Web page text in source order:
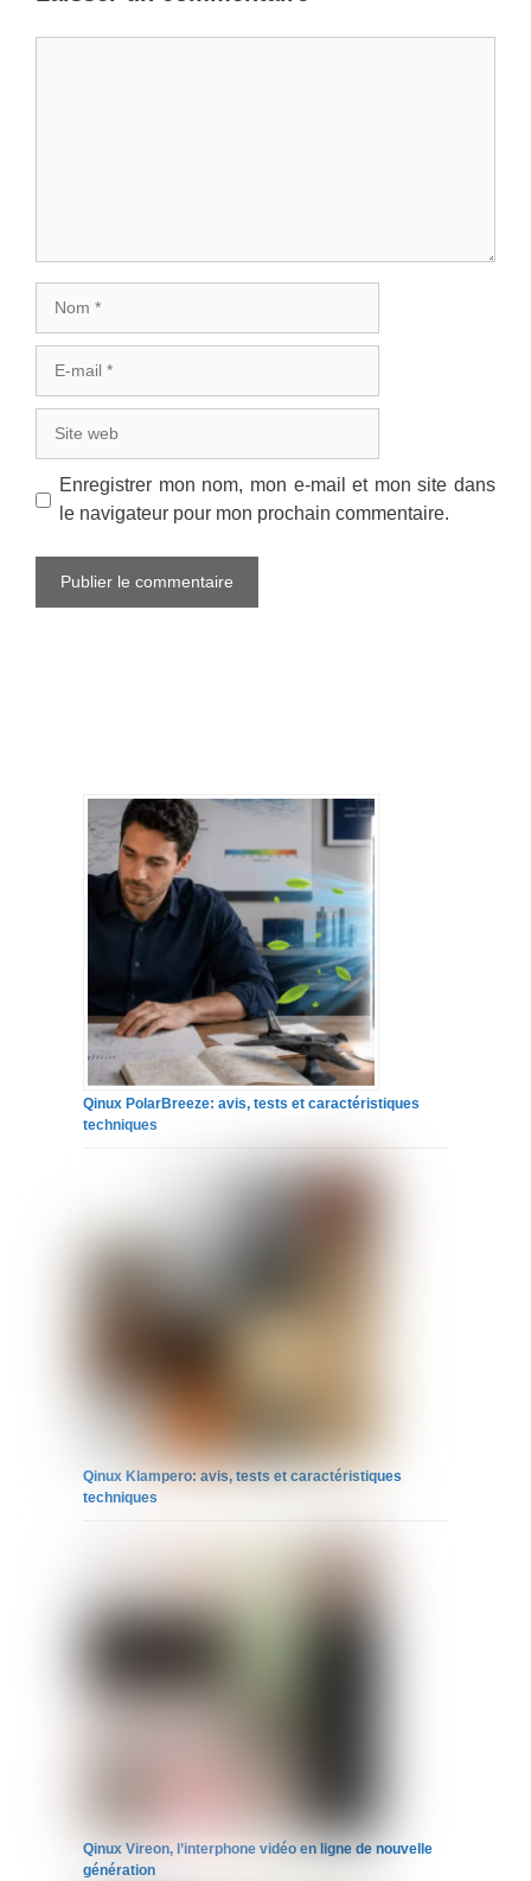
mail
web
Enregistrer mon nom, mon e-mail et mon site dans
le navigateur pour mon prochain commentaire.
Qinux PolarBreeze: avis, tests et caractéristiques
techniques
Qinux Klampero: avis, tests et caractéristiques
techniques
Qinux Vireon, l’interphone vidéo en ligne de nouvelle
génération